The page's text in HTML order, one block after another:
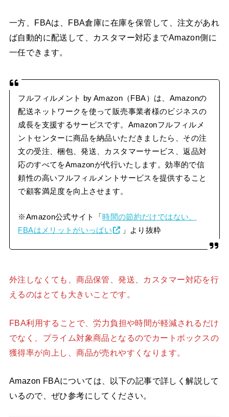
一方、FBAは、FBA倉庫に在庫を保管して、注文があれ
ば自動的に配送して、カスタマー対応までAmazon側に
一任できます。
フルフィルメント by Amazon（FBA）は、Amazonの
配送ネットワークを使って販売事業者様のビジネスの
成長を支援するサービスです。Amazonフルフィルメ
ントセンターに商品を納品いただきましたら、その注
文の受注、梱包、発送、カスタマーサービス、返品対
応のすべてをAmazonが代行いたします。効率的で信
頼性の高いフルフィルメントサービスを提供すること
で顧客満足度を向上させます。
※Amazon公式サイト「 時間の節約だけではない、
FBAはメリットがいっぱい
」より抜粋
外注しなくても、商品保管、発送、カスタマー対応を行
えるのはとても大きいことです。
FBA利用することで、労力負担や時間が軽減されるだけ
でなく、プライム対象商品となるのでカートボックスの
獲得率が向上し、商品が売れやすくなります。
Amazon FBAについては、以下の記事で詳しく解説して
いるので、ぜひ参考にしてください。